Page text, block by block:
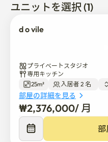
入居は非接触で行われます
(チェックアウト12:00、
願いいたします:
	1. 訪問目的
	2. 在留期間
	3. 宿泊者数
	4. 追加質問
ご予約が確定しましたら
ユニットを選択 (1)
d o vile
プライベートスタジオ
専用キッチン
25m²
入居者 2 名
部屋の詳細を見る
₩2,376,000/ 月
部